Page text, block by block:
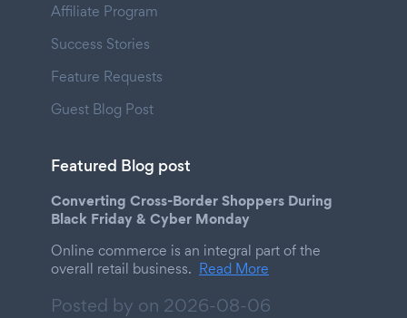
Affiliate Program
Success Stories
Feature Requests
Guest Blog Post
Featured Blog post
Converting Cross-Border Shoppers During
Black Friday & Cyber Monday
Online commerce is an integral part of the
overall retail business. Read More
Posted by on 2026-08-06